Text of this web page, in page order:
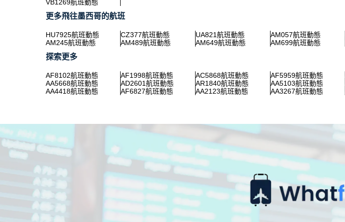
VB1269航班動態
更多飛往墨西哥的航班
HU7925航班動態 CZ377航班動態 UA821航班動態 AM057航班動態
AM245航班動態
AM489航班動態 AM649航班動態 AM699航班動態
探索更多
AF8102航班動態 AF1998航班動態 AC5868航班動態 AF5959航班動態
AA5668航班動態
AD2601航班動態 AR1840航班動態 AA5103航班動態
AA4418航班動態
AF6827航班動態 AA2123航班動態 AA3267航班動態